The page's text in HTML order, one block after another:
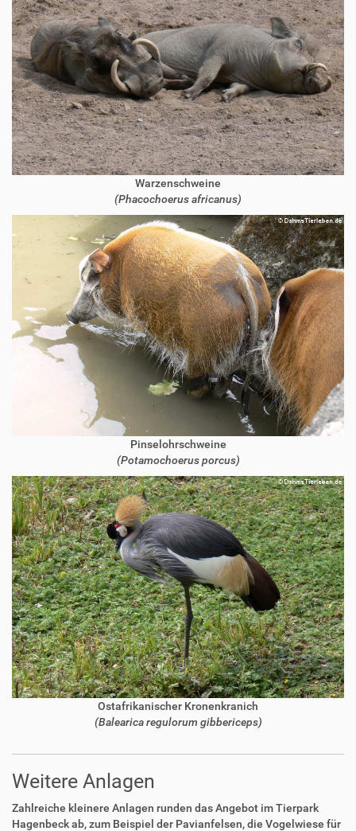
Warzenschweine
(Phacochoerus africanus)
Pinselohrschweine
(Potamochoerus porcus)
Ostafrikanischer Kronenkranich
(Balearica regulorum gibbericeps)
Weitere Anlagen
Zahlreiche kleinere Anlagen runden das Angebot im Tierpark
Hagenbeck ab, zum Beispiel der Pavianfelsen, die Vogelwiese für